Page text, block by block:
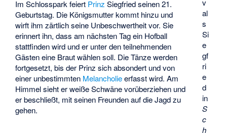
v
al
s
Si
e
gf
ri
e
d
in
S
c
h
Im Schlosspark feiert Prinz Siegfried seinen 21.
Geburtstag. Die Königsmutter kommt hinzu und
wirft ihm zärtlich seine Unbeschwertheit vor. Sie
erinnert ihn, dass am nächsten Tag ein Hofball
stattfinden wird und er unter den teilnehmenden
Gästen eine Braut wählen soll. Die Tänze werden
fortgesetzt, bis der Prinz sich absondert und von
einer unbestimmten Melancholieerfasst wird. Am
Himmel sieht er weiße Schwäne vorüberziehen und
er beschließt, mit seinen Freunden auf die Jagd zu
gehen.